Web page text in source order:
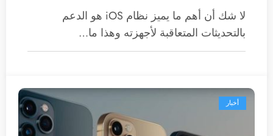
لا شك أن أهم ما يميز نظام iOS هو الدعم
بالتحديثات المتعاقبة لأجهزته وهذا ما…
أخبار